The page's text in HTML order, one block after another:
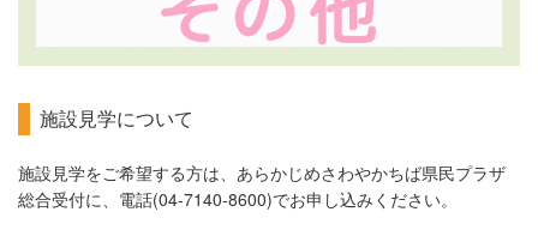
施設見学について
施設見学をご希望する方は、あらかじめさわやかちば県民プラザ
総合受付に、電話(04-7140-8600)でお申し込みください。